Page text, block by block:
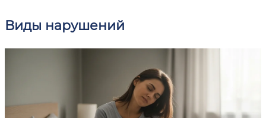
Виды нарушений